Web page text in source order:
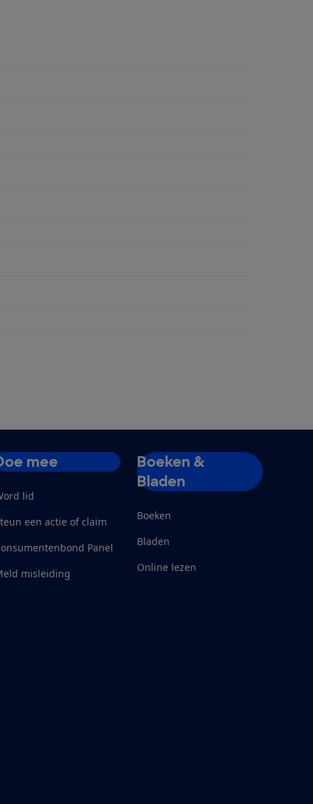
mee
lid
een actie of claim
Panel
misleiding
Boeken &
Bladen
Boeken
Bladen
Online lezen